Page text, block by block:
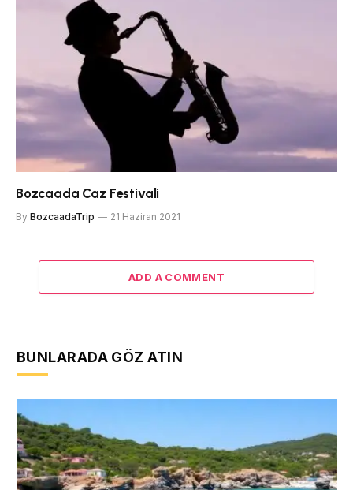
Bozcaada Caz Festivali
By BozcaadaTrip 21 Haziran 2021
ADD A COMMENT
BUNLARADA GÖZ ATIN